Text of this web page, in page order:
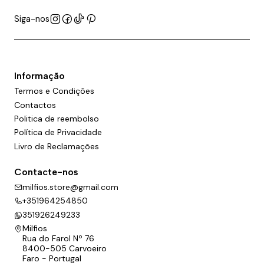
Siga-nos
Informação
Termos e Condições
Contactos
Politica de reembolso
Política de Privacidade
Livro de Reclamações
Contacte-nos
milfios.store@gmail.com
+351964254850
351926249233
Milfios
Rua do Farol Nº 76
8400-505 Carvoeiro
Faro - Portugal